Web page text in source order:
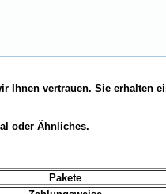
vertrauen. Sie erhalten
oder Ähnliches.
Pakete